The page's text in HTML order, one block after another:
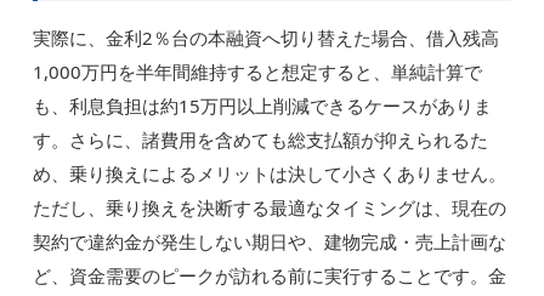
実際に、金利2％台の本融資へ切り替えた場合、借入残高
1,000万円を半年間維持すると想定すると、単純計算で
も、利息負担は約15万円以上削減できるケースがありま
す。さらに、諸費用を含めても総支払額が抑えられるた
め、乗り換えによるメリットは決して小さくありません。
ただし、乗り換えを決断する最適なタイミングは、現在の
契約で違約金が発生しない期日や、建物完成・売上計画な
ど、資金需要のピークが訪れる前に実行することです。金